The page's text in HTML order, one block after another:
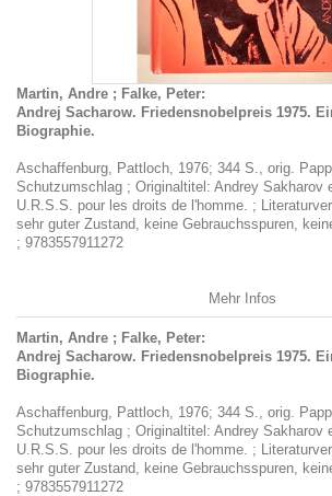
Martin, Andre ; Falke, Peter:
Andrej Sacharow. Friedensnobelpreis 1975.
Biographie.
Aschaffenburg, Pattloch, 1976; 344 S., orig.
Schutzumschlag ; Originaltitel: Andrey Sakharov
U.R.S.S. pour les droits de l'homme. ;
sehr guter Zustand, keine Gebrauchsspuren,
; 9783557911272
Mehr Infos
Martin, Andre ; Falke, Peter:
Andrej Sacharow. Friedensnobelpreis 1975.
Biographie.
Aschaffenburg, Pattloch, 1976; 344 S., orig.
Schutzumschlag ; Originaltitel: Andrey Sakharov
U.R.S.S. pour les droits de l'homme. ;
sehr guter Zustand, keine Gebrauchsspuren,
; 9783557911272